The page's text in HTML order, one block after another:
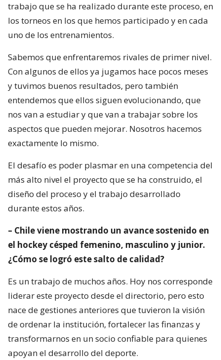
trabajo que se ha realizado durante este proceso, en
los torneos en los que hemos participado y en cada
uno de los entrenamientos.
Sabemos que enfrentaremos rivales de primer nivel.
Con algunos de ellos ya jugamos hace pocos meses
y tuvimos buenos resultados, pero también
entendemos que ellos siguen evolucionando, que
nos van a estudiar y que van a trabajar sobre los
aspectos que pueden mejorar. Nosotros hacemos
exactamente lo mismo.
El desafío es poder plasmar en una competencia del
más alto nivel el proyecto que se ha construido, el
diseño del proceso y el trabajo desarrollado
durante estos años.
– Chile viene mostrando un avance sostenido en
el hockey césped femenino, masculino y junior.
¿Cómo se logró este salto de calidad?
Es un trabajo de muchos años. Hoy nos corresponde
liderar este proyecto desde el directorio, pero esto
nace de gestiones anteriores que tuvieron la visión
de ordenar la institución, fortalecer las finanzas y
transformarnos en un socio confiable para quienes
apoyan el desarrollo del deporte.